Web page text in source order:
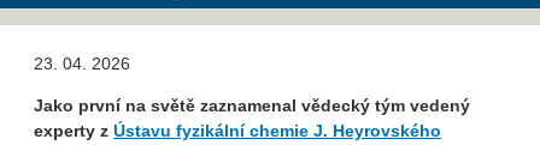
23. 04. 2026
Jako první na světě zaznamenal vědecký tým vedený
experty z Ústavu fyzikální chemie J. Heyrovského